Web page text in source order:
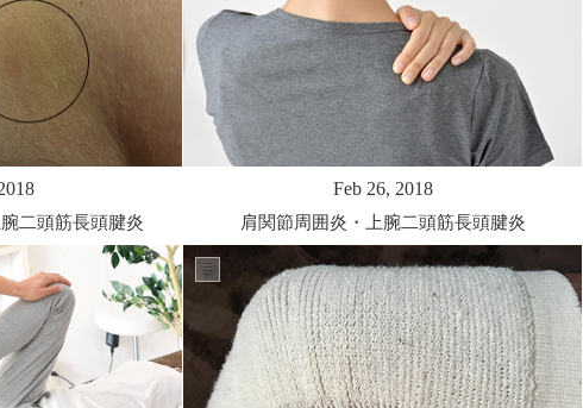
二頭筋長頭腱炎
Feb 26, 2018
肩関節周囲炎・上腕二頭筋長頭腱炎